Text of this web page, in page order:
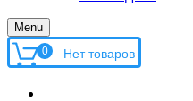
Menu
0